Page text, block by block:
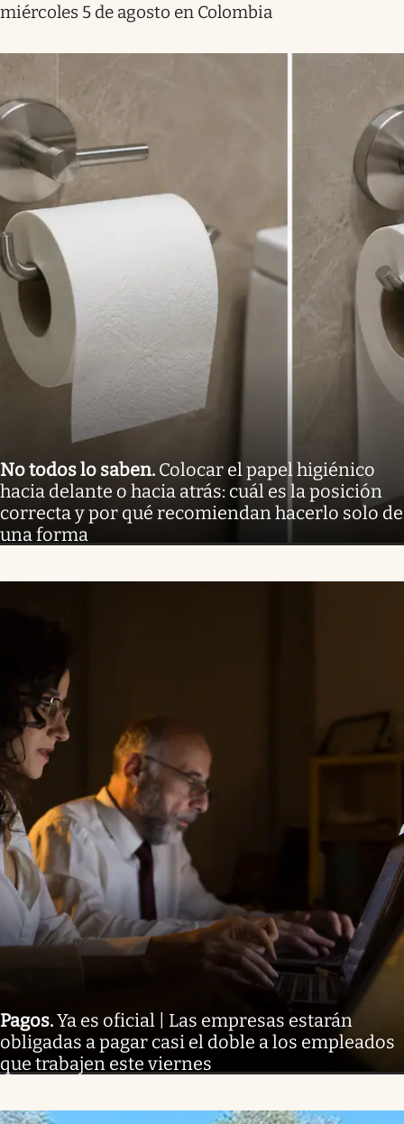
miércoles 5 de agosto en Colombia
No todos lo saben. Colocar el papel higiénico
hacia delante o hacia atrás: cuál es la posición
correcta y por qué recomiendan hacerlo solo de
una forma
Pagos.Ya es oficial | Las empresas estarán
obligadas a pagar casi el doble a los empleados
que trabajen este viernes